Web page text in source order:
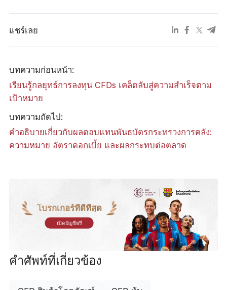
แชร์เลย
บทความก่อนหน้า:
เรียนรู้กลยุทธ์การลงทุน CFDs เคล็ดลับสู่ความสำเร็จตาม
เป้าหมาย
บทความถัดไป:
คำอธิบายเกี่ยวกับผลตอบแทนพันธบัตรกระทรวงการคลัง:
ความหมาย อัตราดอกเบี้ย และผลกระทบต่อตลาด
โบรกเกอร์ที่ดีที่สุด
เปิดบัญชีฟรี
คำศัพท์ที่เกี่ยวข้อง